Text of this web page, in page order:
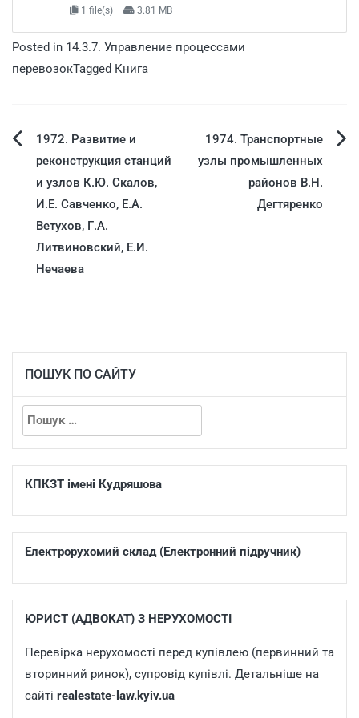
1 file(s) 3.81 MB
Posted in 14.3.7. Управление процессами
перевозокTagged Книга
1972. Развитие и
реконструкция станций
и узлов К.Ю. Скалов,
И.Е. Савченко, Е.А.
Ветухов, Г.А.
Литвиновский, Е.И.
Нечаева
1974. Транспортные
узлы промышленных
районов В.Н.
Дегтяренко
ПОШУК ПО САЙТУ
КПКЗТ імені Кудряшова
Електрорухомий склад (Електронний підручник)
ЮРИСТ (АДВОКАТ) З НЕРУХОМОСТІ
Перевірка нерухомості перед купівлею (первинний та
вторинний ринок), супровід купівлі. Детальніше на
сайті realestate-law.kyiv.ua